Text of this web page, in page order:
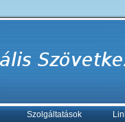
Szolgáltatások